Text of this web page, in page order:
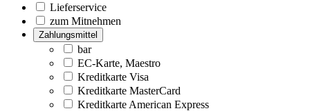
Lieferservice
zum Mitnehmen
Zahlungsmittel
bar
EC-Karte, Maestro
Kreditkarte Visa
Kreditkarte MasterCard
Kreditkarte American Express